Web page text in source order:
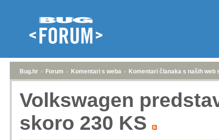
Bug.hr » Forum » Komentari s weba » Komentari članaka s naših web
Volkswagen
skoro 230 KS